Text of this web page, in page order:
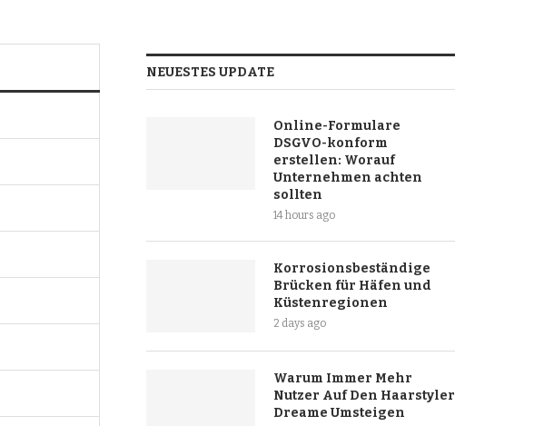
NEUESTES UPDATE
Online-Formulare
DSGVO-konform
erstellen: Worauf
Unternehmen achten
sollten
14 hours ago
Korrosionsbeständige
Brücken für Häfen und
Küstenregionen
2 days ago
Warum Immer Mehr
Nutzer Auf Den Haarstyler
Dreame Umsteigen